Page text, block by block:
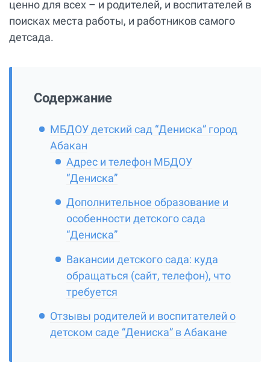
ценно для всех – и родителей, и воспитателей в
поисках места работы, и работников самого
детсада.
Содержание
МБДОУ детский сад “Дениска” город
Абакан
Адрес и телефон МБДОУ
“Дениска”
Дополнительное образование и
особенности детского сада
“Дениска”
Вакансии детского сада: куда
обращаться (сайт, телефон), что
требуется
Отзывы родителей и воспитателей о
детском саде “Дениска” в Абакане